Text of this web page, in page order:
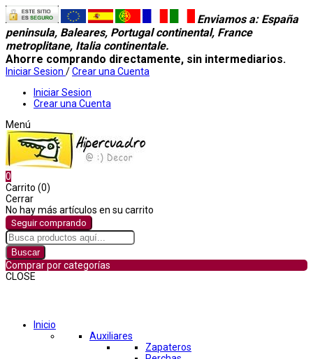
Enviamos a: España
peninsula, Baleares, Portugal continental, France
metroplitane, Italia continentale.
Ahorre comprando directamente, sin intermediarios.
Iniciar Sesion /Crear una Cuenta
Iniciar Sesion
Crear una Cuenta
Menú
0
Carrito (0)
Cerrar
No hay más artículos en su carrito
Seguir comprando
Buscar
Comprar por categorías
CLOSE
Inicio
Auxiliares
Zapateros